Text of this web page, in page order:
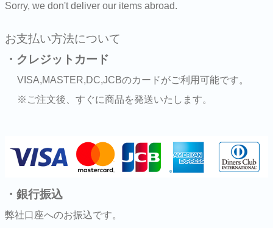
Sorry, we don't deliver our items abroad.
お支払い方法について
・クレジットカード
VISA,MASTER,DC,JCBのカードがご利用可能です。
※ご注文後、すぐに商品を発送いたします。
・銀行振込
弊社口座へのお振込です。